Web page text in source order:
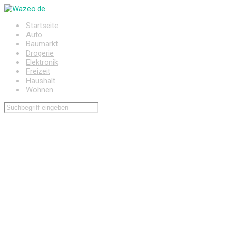
Zum
springenStartseite
Auto
Baumarkt
Drogerie
Elektronik
Freizeit
Haushalt
Wohnen